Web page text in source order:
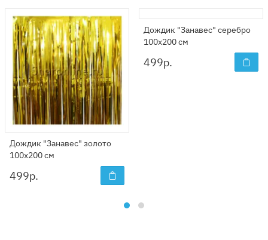
Дождик "Занавес" золото
100x200 см
499р.
Дождик "Занавес" серебро
100x200 см
499р.